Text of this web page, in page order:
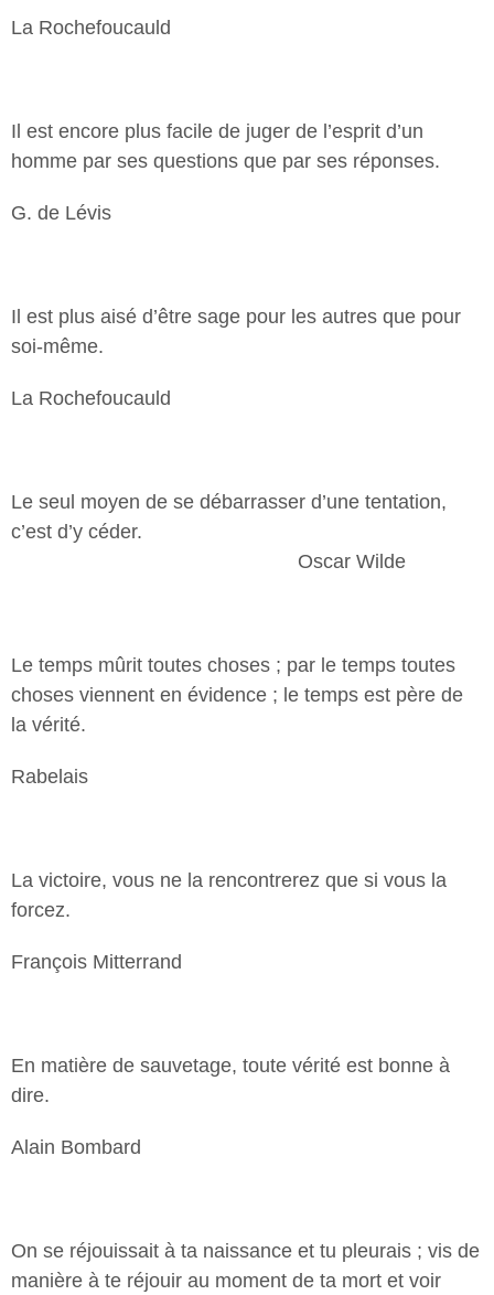
La Rochefoucauld
Il est encore plus facile de juger de l’esprit d’un
homme par ses questions que par ses réponses.
G. de Lévis
Il est plus aisé d’être sage pour les autres que pour
soi-même.
La Rochefoucauld
Le seul moyen de se débarrasser d’une tentation,
c’est d’y céder.
Oscar Wilde
Le temps mûrit toutes choses ; par le temps toutes
choses viennent en évidence ; le temps est père de
la vérité.
Rabelais
La victoire, vous ne la rencontrerez que si vous la
forcez.
François Mitterrand
En matière de sauvetage, toute vérité est bonne à
dire.
Alain Bombard
On se réjouissait à ta naissance et tu pleurais ; vis de
manière à te réjouir au moment de ta mort et voir